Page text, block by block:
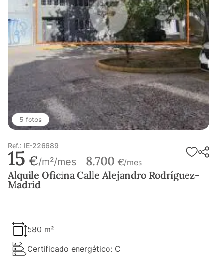
5 fotos
Ref.: IE-226689
15 €/m²/mes 8.700 €/mes
Alquile Oficina Calle Alejandro Rodríguez-
Madrid
580 m²
Certificado energético: C